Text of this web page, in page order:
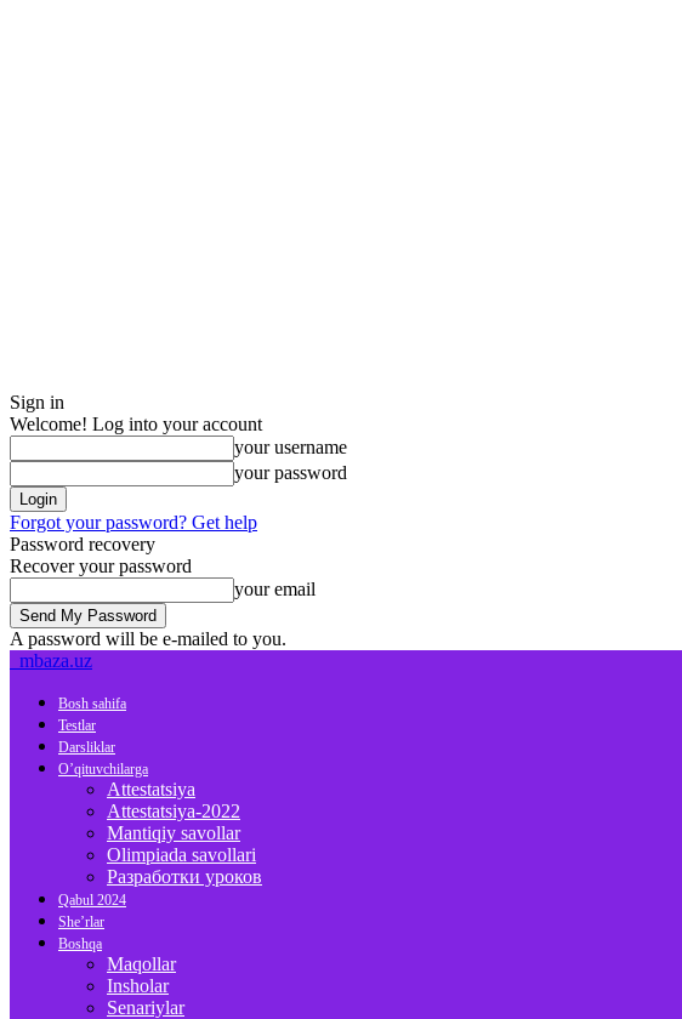
Sign in
Welcome! Log into your account
your username
your password
Forgot your password? Get help
Password recovery
Recover your password
your email
A password will be e-mailed to you.
mbaza.uz
Bosh sahifa
Testlar
Darsliklar
O’qituvchilarga
Attestatsiya
Attestatsiya-2022
Mantiqiy savollar
Olimpiada savollari
Разработки уроков
Qabul 2024
She’rlar
Boshqa
Maqollar
Insholar
Senariylar